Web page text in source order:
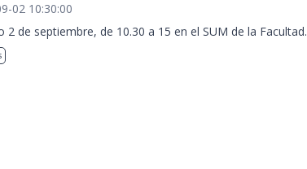
02 10:30:00
2 de septiembre, de 10.30 a 15 en el SUM de la Facultad.